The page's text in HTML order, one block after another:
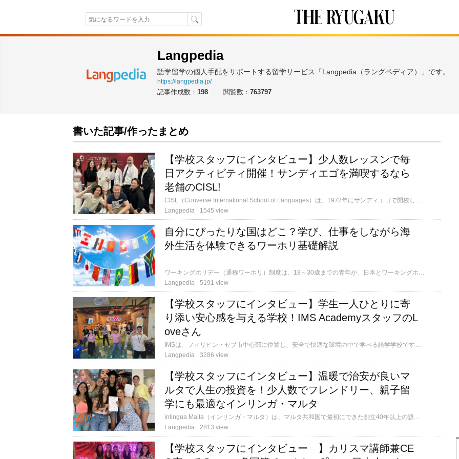
Langpedia
語学留学の個人手配をサポートする留学サービス「Langpedia（ラングペディア）」です。
https://langpedia.jp/
記事作成数： 198 閲覧数： 763797
書いた記事/作ったまとめ
【学校スタッフにインタビュー】少人数レッスンで毎
日アクティビティ開催！サンディエゴを満喫するなら
老舗のCISL!
CISL（Converse International School of Languages）は、1972年にサンディエゴで開校し、50年以上にわたって15万人以上の生徒に質の高い指導を提供してきました。少人数制クラス（平均8名）を採用し、一人ひとりに目が行き届き、会話力向上に特化しています。また、毎日開催されるアクティビティを通じて、短期間でも、新しい友人を作りサンディエゴの魅力を十分に体験できます！
Langpedia
1545 view
自分にぴったりな国はどこ？学び、仕事をしながら海
外生活を体験できるワーホリ基礎解説
ワーキングホリデー（通称ワーホリ）制度は、18～30歳までの青年が、日本とワーキングホリデー協定を結んでいる国で、観光・就学・就労をしながら、1年間またはそれ以上（国により異なる）滞在ができるビザです。 「英語ができなくても行けるの？」「英語圏以外にもワーホリ制度はあるの？」「学歴や資格は必要？」 ワーホリという言葉は聞いたことがあっても、詳しい情報は知らない方も多いと思います。 この記事では、ワーホリの基本情報を解説します。
Langpedia
5191 view
【学校スタッフにインタビュー】学生一人ひとりに寄
り添い安心感を与える学校！IMS AcademyスタッフのL
oveさん
IMSは、フィリピン・セブ市中心部に位置し、安全で快適な環境の中で学べる語学学校です。EPT(英語能力試験)に基づいたレベル管理と定期カウンセリングで、個々に合わせた学習計画を提供しています。ファミリープログラム、キッズキャンプ、IELTS・TOEICにも特化し、短期間でのスコアアップをサポートします。国別マネージャーによるサポート体制、厳選された講師陣、充実した生活環境により、安心して学びに集中できる理想的な語学学校です！
Langpedia
3286 view
【学校スタッフにインタビュー】温暖で治安が良いマ
ルタで人生の投資を！少人数でフレンドリー、親子留
学にも最適なインリンガ・マルタ
inlingua Malta（インリンガ・マルタ）は、マルタ共和国で最初にできた創立40年以上の語学学校です。校舎はリゾート地として人気のスリーマ、寮はマルタの中心地セントジュリアンにあります。最大10人の少人数制クラスで会話に重点を置いた独自の教授法で英語を教えています。ミニグループコースを選べば最大6人のさらに少人数で授業を受けることができ、会話が苦手な日本人でも発言しやすい環境です。5歳～受講可能なジュニアクラスも通年を通して開講しており、親子留学にも最適です。
Langpedia
2813 view
【学校スタッフにインタビュー 】カリスマ講師兼CE